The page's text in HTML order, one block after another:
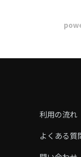
利用の流れ
よくある質